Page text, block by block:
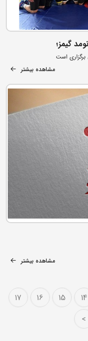
گیمز؛
است
مشاهده بیشتر
مشاهده بیشتر
14
15
16
17
>